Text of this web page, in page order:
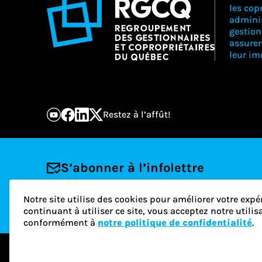
Notre site utilise des cookies pour améliorer votre
continuant à utiliser ce site, vous acceptez notre
conformément à notre politique de confidentialité.
les
leur
Restez à l’affût!
S’abonner à l’infolettre
Courriel